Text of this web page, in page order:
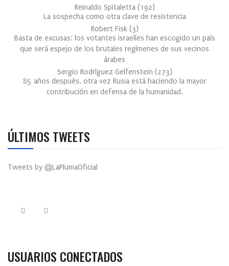
Reinaldo Spitaletta (192)
La sospecha como otra clave de resistencia
Robert Fisk (3)
Basta de excusas: los votantes israelíes han escogido un país
que será espejo de los brutales regímenes de sus vecinos
árabes
Sergio Rodríguez Gelfenstein (273)
85 años después, otra vez Rusia está haciendo la mayor
contribución en defensa de la humanidad.
ÚLTIMOS TWEETS
Tweets by @LaPlumaOficial
USUARIOS CONECTADOS